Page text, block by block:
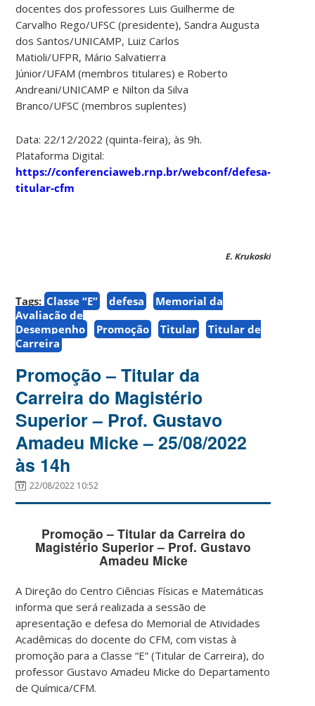
docentes dos professores Luis Guilherme de
Carvalho Rego/UFSC (presidente), Sandra Augusta
dos Santos/UNICAMP, Luiz Carlos
Matioli/UFPR, Mário Salvatierra
Júnior/UFAM (membros titulares) e Roberto
Andreani/UNICAMP e Nilton da Silva
Branco/UFSC (membros suplentes)
Data: 22/12/2022 (quinta-feira), às 9h.
Plataforma Digital:
https://conferenciaweb.rnp.br/webconf/defesa-
titular-cfm
E. Krukoski
Tags: Classe “E” defesa
Memorial da
Avaliação de
Desempenho
Promoção Titular
Titular de
Carreira
Promoção – Titular da
Carreira do Magistério
Superior – Prof. Gustavo
Amadeu Micke – 25/08/2022
às 14h
22/08/2022 10:52
Promoção – Titular da Carreira do
Magistério Superior – Prof. Gustavo
Amadeu Micke
A Direção do Centro Ciências Físicas e Matemáticas
informa que será realizada a sessão de
apresentação e defesa do Memorial de Atividades
Acadêmicas do docente do CFM, com vistas à
promoção para a Classe “E” (Titular de Carreira), do
professor Gustavo Amadeu Micke do Departamento
de Química/CFM.